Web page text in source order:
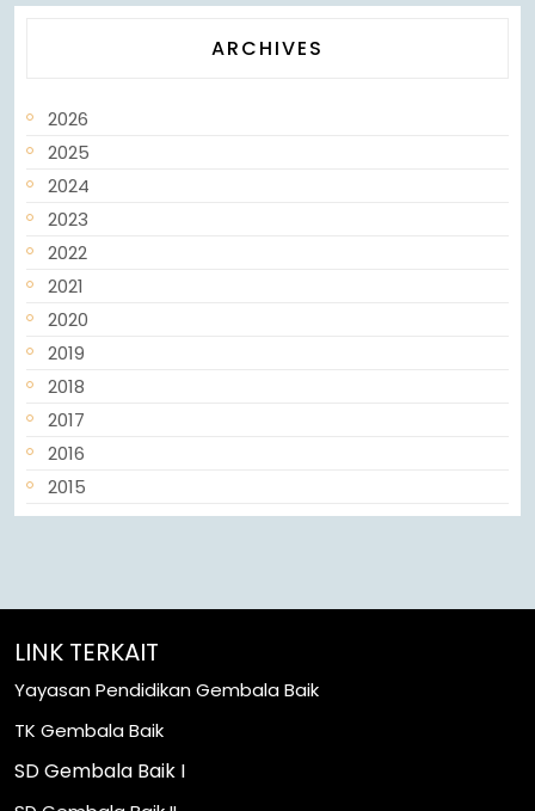
ARCHIVES
2026
2025
2024
2023
2022
2021
2020
2019
2018
2017
2016
2015
LINK TERKAIT
Yayasan Pendidikan Gembala Baik
TK Gembala Baik
SD Gembala Baik I